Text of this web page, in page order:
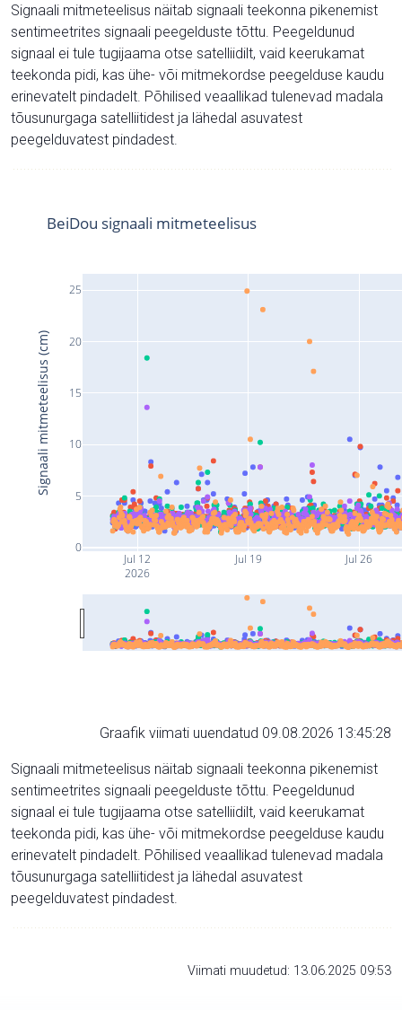
Signaali mitmeteelisus näitab signaali teekonna pikenemist
sentimeetrites signaali peegelduste tõttu. Peegeldunud
signaal ei tule tugijaama otse satelliidilt, vaid keerukamat
teekonda pidi, kas ühe- või mitmekordse peegelduse kaudu
erinevatelt pindadelt. Põhilised veaallikad tulenevad madala
tõusunurgaga satelliitidest ja lähedal asuvatest
peegelduvatest pindadest.
Jul 12
2026
Jul 19 Jul 26
0
5
10
15
20
25
BeiDou signaali mitmeteelisus
Signaali mitmeteelisus (cm)
Graafik viimati uuendatud 09.08.2026 13:45:28
Signaali mitmeteelisus näitab signaali teekonna pikenemist
sentimeetrites signaali peegelduste tõttu. Peegeldunud
signaal ei tule tugijaama otse satelliidilt, vaid keerukamat
teekonda pidi, kas ühe- või mitmekordse peegelduse kaudu
erinevatelt pindadelt. Põhilised veaallikad tulenevad madala
tõusunurgaga satelliitidest ja lähedal asuvatest
peegelduvatest pindadest.
Viimati muudetud: 13.06.2025 09:53